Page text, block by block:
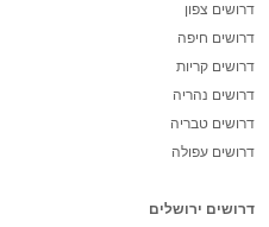
דרושים צפון
דרושים חיפה
דרושים קריות
דרושים נהריה
דרושים טבריה
דרושים עפולה
דרושים ירושלים